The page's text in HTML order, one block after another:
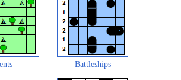
Battleships